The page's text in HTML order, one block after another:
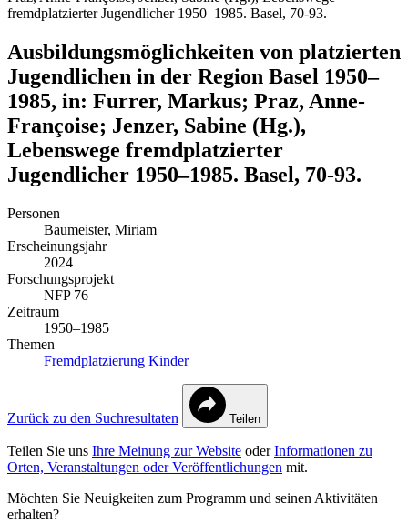
fremdplatzierter Jugendlicher 1950–1985. Basel, 70-93.
Ausbildungsmöglichkeiten von platzierten
Jugendlichen in der Region Basel 1950–
1985, in: Furrer, Markus; Praz, Anne-
Françoise; Jenzer, Sabine (Hg.),
Lebenswege fremdplatzierter
Jugendlicher 1950–1985. Basel, 70-93.
Personen
Baumeister, Miriam
Erscheinungsjahr
2024
Forschungsprojekt
NFP 76
Zeitraum
1950–1985
Themen
Fremdplatzierung Kinder
Zurück zu den Suchresultaten Teilen
Teilen Sie uns Ihre Meinung zur Website oderInformationen zu
Orten, Veranstaltungen oder Veröffentlichungen mit.
Möchten Sie Neuigkeiten zum Programm und seinen Aktivitäten
erhalten?